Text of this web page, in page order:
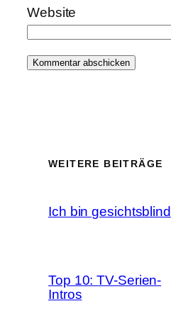
Website
WEITERE BEITRÄGE
Ich bin gesichtsblind
Top 10: TV-Serien-
Intros